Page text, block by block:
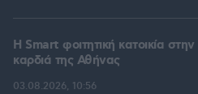
Η Smart φοιτητική κατοικία στην
καρδιά της Αθήνας
03.08.2026, 10:56